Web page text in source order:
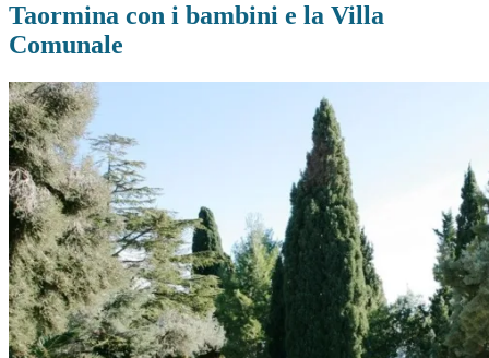
Taormina con i bambini e la Villa
Comunale